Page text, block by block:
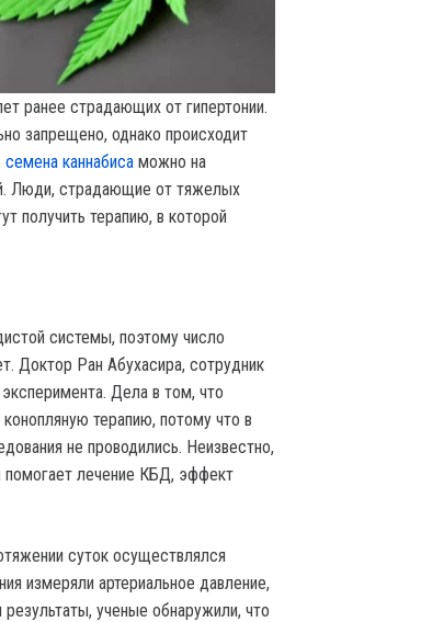
ранее страдающих от гипертонии.
запрещено, однако происходит
семена каннабиса можно на
Люди, страдающие от тяжелых
получить терапию, в которой
системы, поэтому число
Доктор Ран Абухасира, сотрудник
Дела в том, что
терапию, потому что в
не проводились. Неизвестно,
помогает лечение КБД, эффект
суток осуществлялся
измеряли артериальное давление,
ученые обнаружили, что